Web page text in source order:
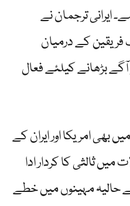
ایرانی ترجمان نے
کے درمیان
آگے بڑھانے کیلئے فعال
بھی امریکا اور ایران کے
ثالثی کا کردار ادا
حالیہ مہینوں میں خطے